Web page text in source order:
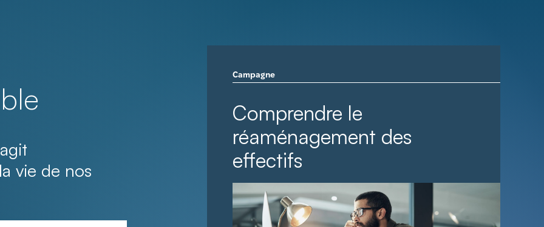
vie de nos
Campagne
Comprendre le
réaménagement des
effectifs